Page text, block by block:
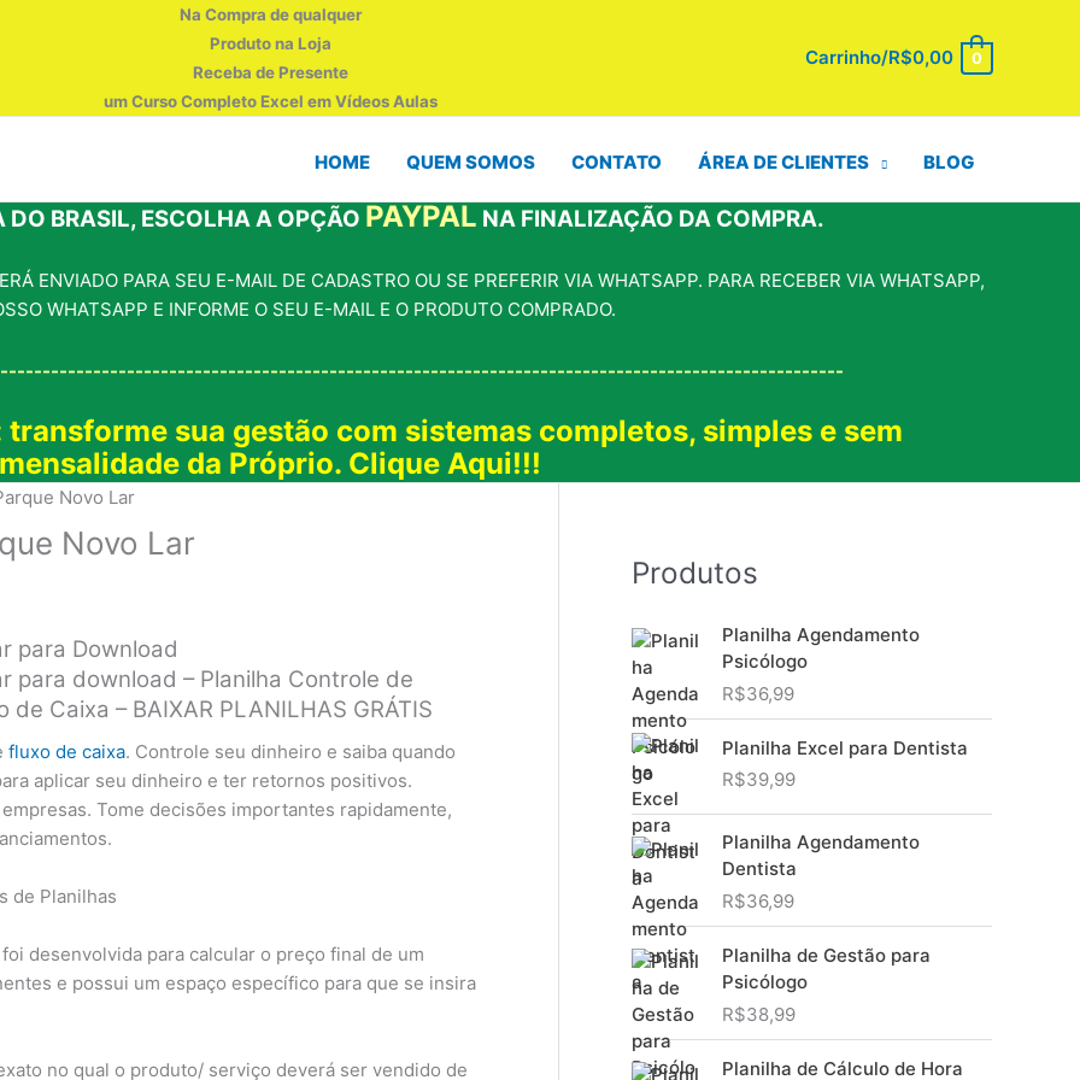
Na Compra de qualquer
Produto na Loja
Receba de Presente
um Curso Completo Excel em Vídeos Aulas
Carrinho/R$0,00 0
HOME QUEM SOMOS CONTATO ÁREA DE CLIENTES BLOG
DO BRASIL, ESCOLHA A OPÇÃO PAYPAL NA FINALIZAÇÃO DA COMPRA.
ENVIADO PARA SEU E-MAIL DE CADASTRO OU SE PREFERIR VIA WHATSAPP. PARA RECEBER VIA WHATSAPP,
WHATSAPP E INFORME O SEU E-MAIL E O PRODUTO COMPRADO.
sua gestão com sistemas completos, simples e sem
mensalidade da Próprio. Clique Aqui!!!
Novo Lar
Novo Lar
para Download
para download – Planilha Controle de
Caixa – BAIXAR PLANILHAS GRÁTIS
fluxo de caixa. Controle seu dinheiro e saiba quando
aplicar seu dinheiro e ter retornos positivos.
Tome decisões importantes rapidamente,
desenvolvida para calcular o preço final de um
e possui um espaço específico para que se insira
no qual o produto/ serviço deverá ser vendido de
Produtos
Planilha Agendamento
Psicólogo
R$36,99
Planilha Excel para Dentista
R$39,99
Planilha Agendamento
Dentista
R$36,99
Planilha de Gestão para
Psicólogo
R$38,99
Planilha de Cálculo de Hora